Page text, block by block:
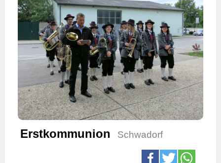
Erstkommunion Schwadorf